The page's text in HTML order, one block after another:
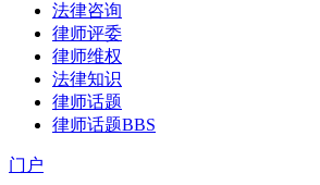
法律咨询
律师评委
律师维权
法律知识
律师话题
律师话题BBS
门户